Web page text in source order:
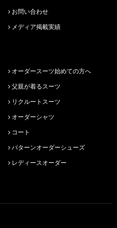
お問い合わせ
メディア掲載実績
オーダースーツ始めての方へ
父親が着るスーツ
リクルートスーツ
オーダーシャツ
コート
パターンオーダーシューズ
レディースオーダー